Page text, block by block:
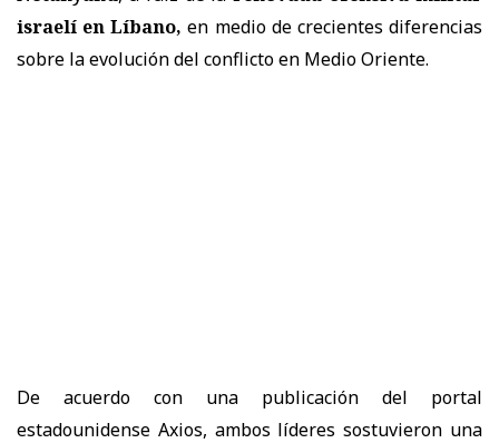
israelí en Líbano, en medio de crecientes diferencias
sobre la evolución del conflicto en Medio Oriente.
De acuerdo con una publicación del portal
estadounidense Axios, ambos líderes sostuvieron una